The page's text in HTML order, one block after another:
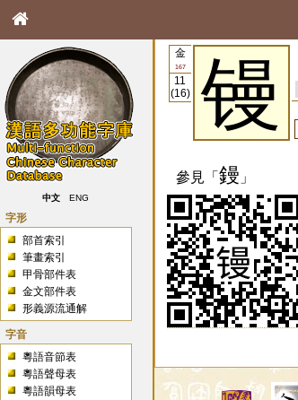
中文 ENG
字形
部首索引
筆畫索引
甲骨部件表
金文部件表
形義源流通解
字音
粵語音節表
粵語聲母表
粵語韻母表
金
167
11
(16)
镘
參見「鏝 」